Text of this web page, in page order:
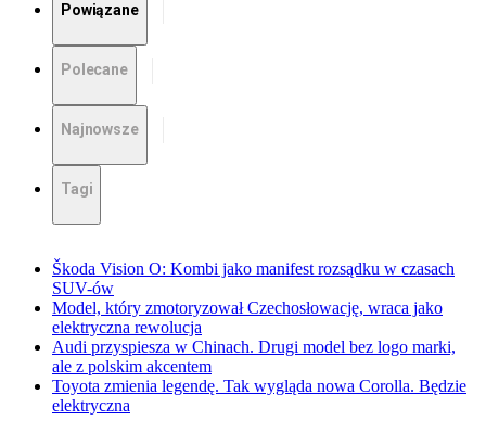
Powiązane
Polecane
Najnowsze
Tagi
Škoda Vision O: Kombi jako manifest rozsądku w czasach
SUV-ów
Model, który zmotoryzował Czechosłowację, wraca jako
elektryczna rewolucja
Audi przyspiesza w Chinach. Drugi model bez logo marki,
ale z polskim akcentem
Toyota zmienia legendę. Tak wygląda nowa Corolla. Będzie
elektryczna